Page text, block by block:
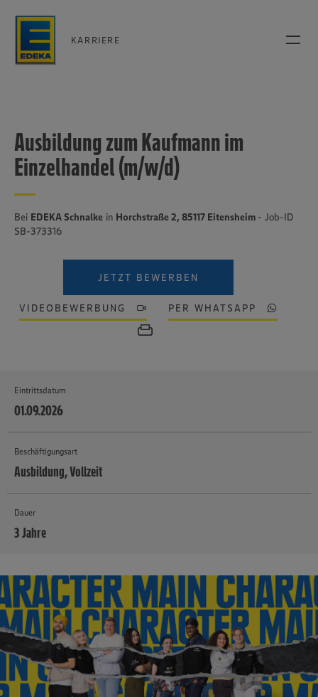
KARRIERE
Ausbildung zum Kaufmann im
Einzelhandel (m/w/d)
Bei EDEKA Schnalke in Horchstraße 2, 85117 Eitensheim - Job-ID
SB-373316
JETZT BEWERBEN
VIDEOBEWERBUNG PER WHATSAPP
Eintrittsdatum
01.09.2026
Beschäftigungsart
Ausbildung, Vollzeit
Dauer
3 Jahre